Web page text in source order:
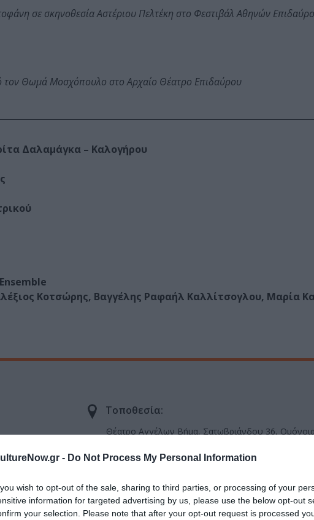
- Do Not Process My Personal Information
wish to opt-out of the sale, sharing to third parties, or processing of your
information for targeted advertising by us, please use the below opt-out
your selection. Please note that after your opt-out request is processed
σε σκηνοθεσία Αστέριου Πελτέκη στο Φεστιβάλ Αθηνών
τον Θωμά Μοσχόπουλο στο Αρχαίο Θέατρο Επιδαύρου
Δαλαμάγκα – Καλογήρου
Κοτσώρης, Βαγγέλης Ραφαήλ Καλλίτσογλου, Μαρία
Τοποθεσία:
Θέατρο Αγγέλων Βήμα, Σατωβριάνδου 36, Ομόνοια
Αγγέλων Βήμα
ευρώ (ατέλεια)